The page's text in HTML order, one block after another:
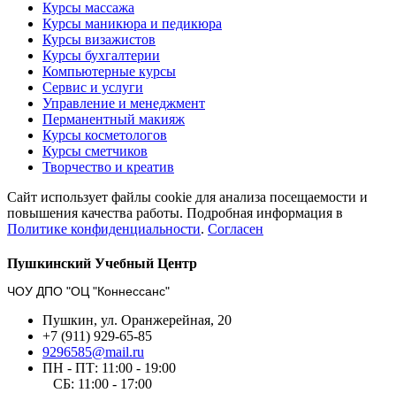
Курсы массажа
Курсы маникюра и педикюра
Курсы визажистов
Курсы бухгалтерии
Компьютерные курсы
Сервис и услуги
Управление и менеджмент
Перманентный макияж
Курсы косметологов
Курсы сметчиков
Творчество и креатив
Сайт использует файлы cookie для анализа посещаемости и
повышения качества работы. Подробная информация в
Политике конфиденциальности. Согласен
Пушкинский Учебный Центр
ЧОУ ДПО "ОЦ "Коннессанс"
Пушкин, ул. Оранжерейная, 20
+7 (911) 929-65-85
9296585@mail.ru
ПН - ПТ: 11:00 - 19:00
СБ: 11:00 - 17:00